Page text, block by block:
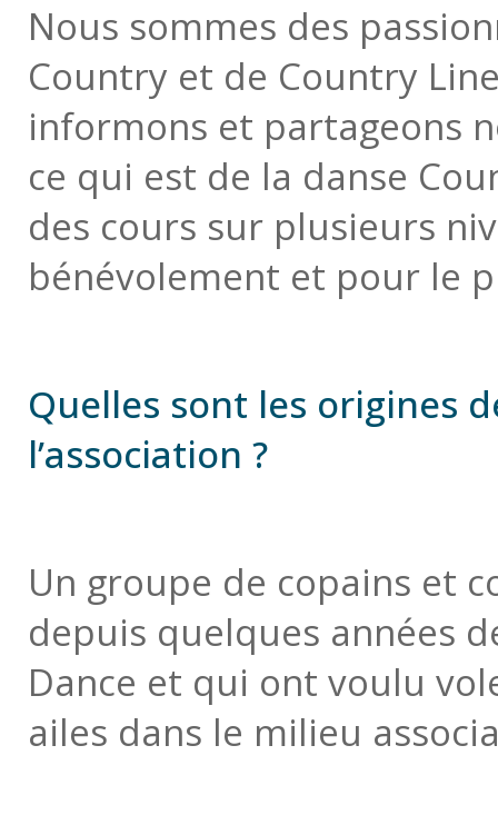
Nous sommes des
Country et de Country
informons et partageons
ce qui est de la danse
des cours sur plusieurs
bénévolement et pour le
Quelles sont les origines
l’association ?
Un groupe de copains et
depuis quelques années
Dance et qui ont voulu
ailes dans le milieu